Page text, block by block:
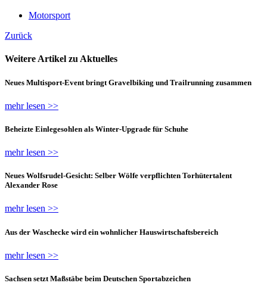
Motorsport
Zurück
Weitere Artikel zu Aktuelles
Neues Multisport-Event bringt Gravelbiking und Trailrunning zusammen
mehr lesen >>
Beheizte Einlegesohlen als Winter-Upgrade für Schuhe
mehr lesen >>
Neues Wolfsrudel-Gesicht: Selber Wölfe verpflichten Torhütertalent
Alexander Rose
mehr lesen >>
Aus der Waschecke wird ein wohnlicher Hauswirtschaftsbereich
mehr lesen >>
Sachsen setzt Maßstäbe beim Deutschen Sportabzeichen